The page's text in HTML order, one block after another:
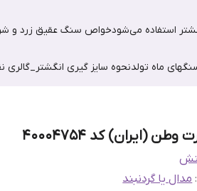
استفاده می‌شودخواص سنگ عقیق زرد و
ماه تولدنحوه سایز گیری انگشتر_گالری
(ایران) کد 40004754
:مدال یا گردنبند